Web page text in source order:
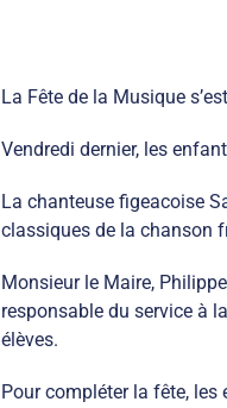
La Fête de la Musique
Vendredi dernier, les
La chanteuse figeacoise
classiques de la chanson
Monsieur le Maire,
responsable du service à
élèves.
Pour compléter la fête, les